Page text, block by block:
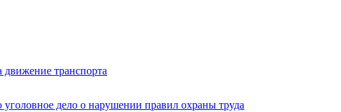
транспорта
дело о нарушении правил охраны труда